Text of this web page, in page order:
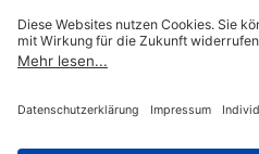
Sensibilisieren
Starten+Kennenlernen
VideoVisualisierung